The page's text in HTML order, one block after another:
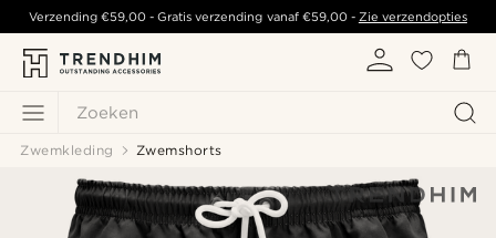
Zoeken
Verzending€59,00 - Gratis verzending vanaf €59,00- Zie verzendopties
Zwemkleding Zwemshorts